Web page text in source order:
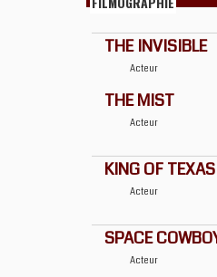
THE INVISIBLE
Acteur
THE MIST
Acteur
KING OF TEXAS
Acteur
SPACE
Acteur